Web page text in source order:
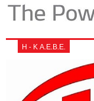
Η - Κ Α.Ε.Β.Ε.